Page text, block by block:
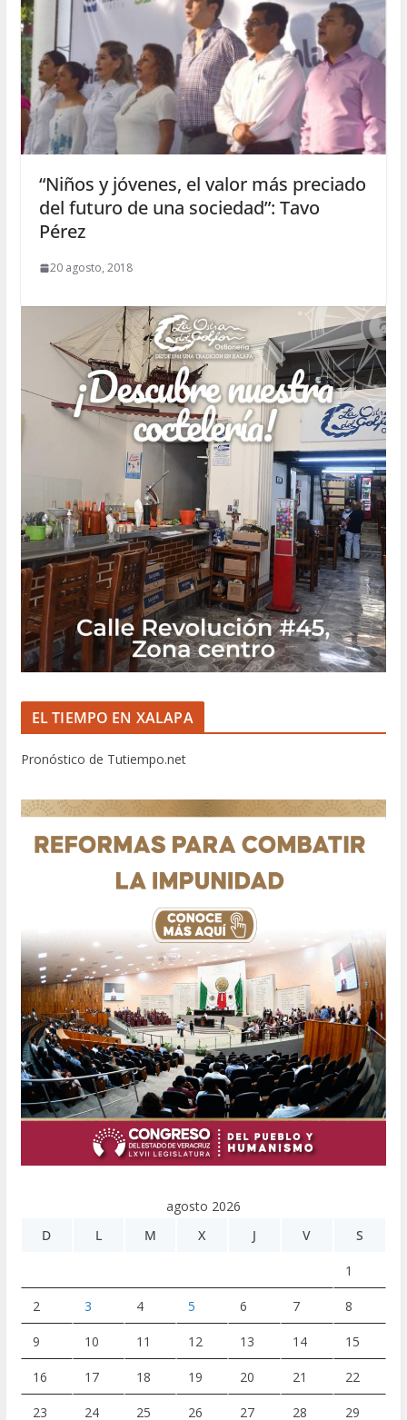
“Niños y jóvenes, el valor más preciado
del futuro de una sociedad”: Tavo
Pérez
20 agosto, 2018
EL TIEMPO EN XALAPA
Pronóstico de Tutiempo.net
agosto 2026
D
L M X J V S
1
2 3 4 5 6 7 8
9 10 11 12 13 14 15
16 17 18 19 20 21 22
23 24 25 26 27 28 29